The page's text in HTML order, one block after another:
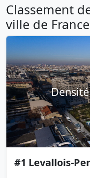
Classement
ville de France
#1 Levallois-